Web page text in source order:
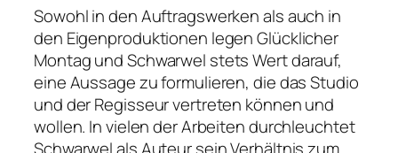
Sowohl in den Auftragswerken als auch in
den Eigenproduktionen legen Glücklicher
Montag und Schwarwel stets Wert darauf,
eine Aussage zu formulieren, die das Studio
und der Regisseur vertreten können und
wollen. In vielen der Arbeiten durchleuchtet
Schwarwel als Auteur sein Verhältnis zum